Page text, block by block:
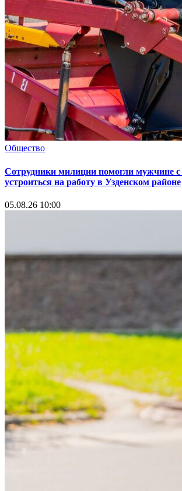
Общество
Сотрудники милиции помогли мужчине с
устроиться на работу в Узденском районе
05.08.26 10:00